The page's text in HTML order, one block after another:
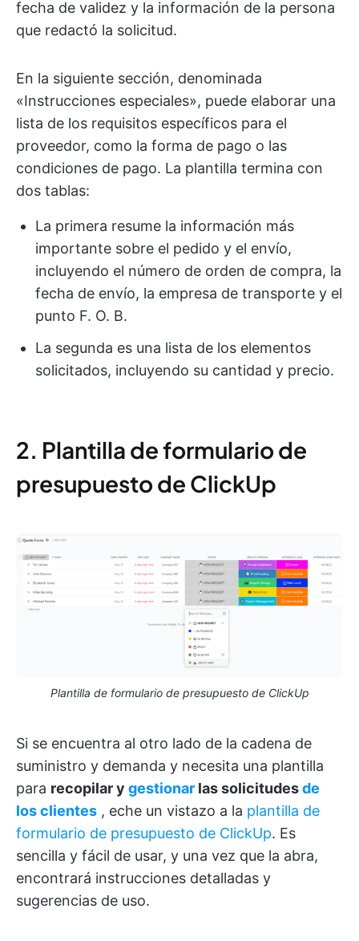
fecha de validez y la información de la persona
que redactó la solicitud.
En la siguiente sección, denominada
«Instrucciones especiales», puede elaborar una
lista de los requisitos específicos para el
proveedor, como la forma de pago o las
condiciones de pago. La plantilla termina con
dos tablas:
La primera resume la información más
importante sobre el pedido y el envío,
incluyendo el número de orden de compra, la
fecha de envío, la empresa de transporte y el
punto F. O. B.
La segunda es una lista de los elementos
solicitados, incluyendo su cantidad y precio.
2. Plantilla de formulario de
presupuesto de ClickUp
Plantilla de formulario de presupuesto de ClickUp
Si se encuentra al otro lado de la cadena de
suministro y demanda y necesita una plantilla
para recopilar y gestionar las solicitudesde
los clientes , eche un vistazo a la plantilla de
formulario de presupuesto de ClickUp. Es
sencilla y fácil de usar, y una vez que la abra,
encontrará instrucciones detalladas y
sugerencias de uso.